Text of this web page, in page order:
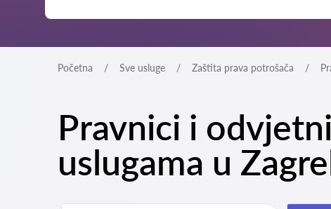
Početna Sve usluge Zaštita prava potrošača
Pravnici i
uslugama u